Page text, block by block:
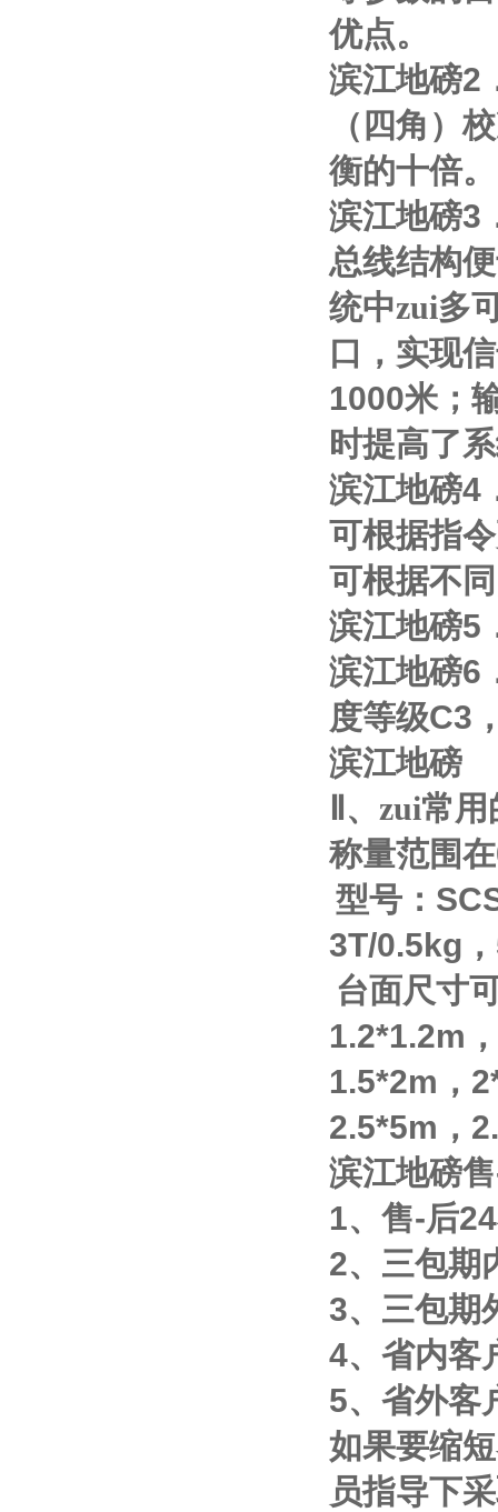
优点。
滨江地磅2
（四角）
衡的十倍。
滨江地磅3
总线结构
统中zui多
口，实现
1000米；
时提高了
滨江地磅4
可根据指
可根据不
滨江地磅5
滨江地磅6
度等级C3
滨江地磅
、zui常
称量范围在
型号：
3T/0.5kg ，
台面尺寸
1.2*1.2m ，
1.5*2m ，
2.5*5m ，
滨江地磅售
1、售-后24
2、三包期
3、三包期
4、省内客
5、省外客
如果要缩
员指导下